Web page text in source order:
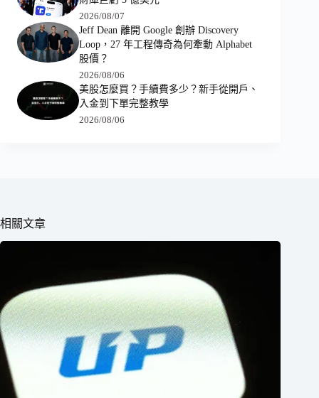
2026/08/07
Jeff Dean 離開 Google 創辦 Discovery
Loop，27 年工程傳奇為何牽動 Alphabet
股價？
2026/08/06
美股怎麼買？手續費多少？新手從開戶、
入金到下單完整教學
2026/08/06
相關文章